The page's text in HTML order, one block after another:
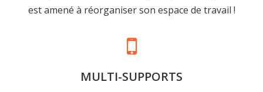
est amené à réorganiser son espace de travail !
MULTI-SUPPORTS